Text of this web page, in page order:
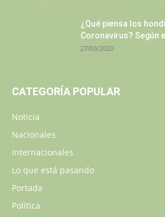
¿Qué piensa los
Coronavirus? Según
27/03/2020
CATEGORÍA POPULAR
Noticia
Nacionales
Internacionales
Lo que está pasando
Portada
Política